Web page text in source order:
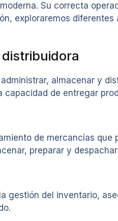
Su correcta
exploraremos
almacenar y
de entregar
de mercancías
preparar y
gestión del inventario,